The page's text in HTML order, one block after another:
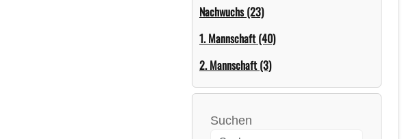
Nachwuchs (23)
1. Mannschaft (40)
2. Mannschaft (3)
Suchen